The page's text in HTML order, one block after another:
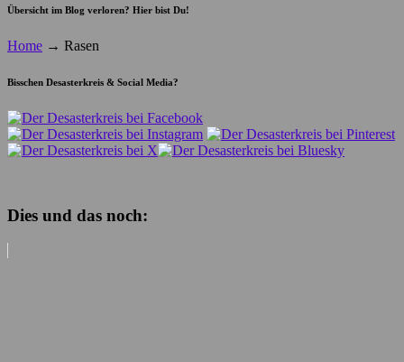
Übersicht im Blog verloren? Hier bist Du!
Home → Rasen
Bisschen Desasterkreis & Social Media?
Dies und das noch: